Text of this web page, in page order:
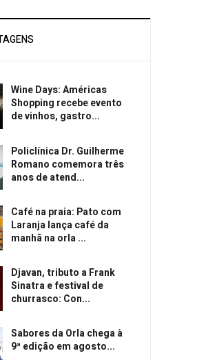
Wine Days: Américas
Shopping recebe evento
de vinhos, gastro...
Policlínica Dr. Guilherme
Romano comemora três
anos de atend...
Café na praia: Pato com
Laranja lança café da
manhã na orla ...
Djavan, tributo a Frank
Sinatra e festival de
churrasco: Con...
Sabores da Orla chega à
9ª edição em agosto...